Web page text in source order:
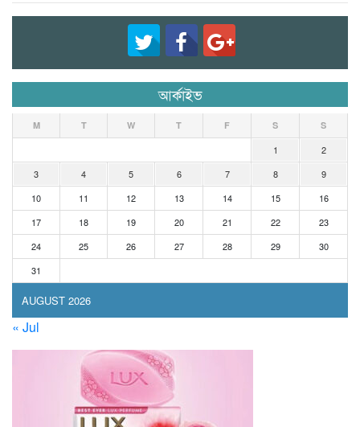
আর্কাইভ
AUGUST 2026
M T W T F S S
1
2
3
4 5 6 7 8
9
10
11 12 13 14 15
16
17
18 19 20 21 22
23
24
25 26 27 28 29
30
31
« Jul